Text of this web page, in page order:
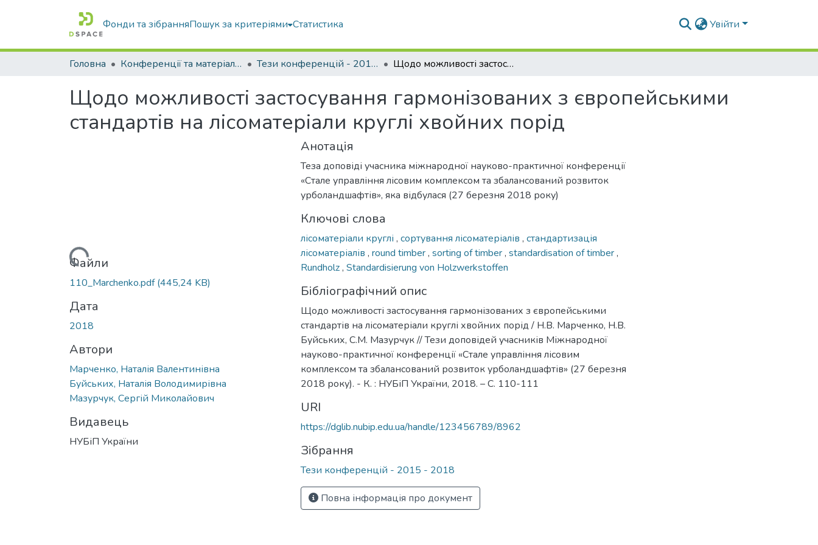
Фонди та зібранняПошук за критеріями Статистика Увійти
Головна Конференції та матеріали конференцій Тези конференцій - 2015 - 2018 Щодо можливості застосування гармонізованих з європейськими стандартів на лісоматеріали круглі хвойних порід
Щодо можливості застосування гармонізованих з європейськими
стандартів на лісоматеріали круглі хвойних порід
Вантажиться...
Файли
110_Marchenko.pdf(445,24 KB)
Дата
2018
Автори
Марченко, Наталія Валентинівна
Буйських, Наталія Володимирівна
Мазурчук, Сергій Миколайович
Видавець
НУБіП України
Анотація
Теза доповіді учасника міжнародної науково-практичної конференції
«Стале управління лісовим комплексом та збалансований розвиток
урболандшафтів», яка відбулася (27 березня 2018 року)
Ключові слова
лісоматеріали круглі , сортування лісоматеріалів , стандартизація
лісоматеріалів , round timber, sorting of timber, standardisation of timber,
Rundholz, Standardisierung von Holzwerkstoffen
Бібліографічний опис
Щодо можливості застосування гармонізованих з європейськими
стандартів на лісоматеріали круглі хвойних порід / Н.В. Марченко, Н.В.
Буйських, С.М. Мазурчук // Тези доповідей учасників Міжнародної
науково-практичної конференції «Стале управління лісовим
комплексом та збалансований розвиток урболандшафтів» (27 березня
2018 року). - К. : НУБіП України, 2018. – С. 110-111
URI
https://dglib.nubip.edu.ua/handle/123456789/8962
Зібрання
Тези конференцій - 2015 - 2018
Повна інформація про документ